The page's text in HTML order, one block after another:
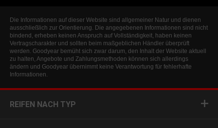
Die Informationen auf dieser Website sind allgemeiner Natur und dienen
ausschließlich zur Orientierung. Die angegebenen Informationen sind nicht
bindend, erheben keinen Anspruch auf Vollständigkeit, haben keinen
Vertragscharakter und sollten beim maßgeblichen Händler überprüft
werden. Goodyear bemüht sich zwar darum, den Inhalt der Website aktuell
zu halten, Angebote und Zahlungsmethoden können sich allerdings
ändern und Goodyear übernimmt keine Verantwortung für fehlerhafte
Informationen.
REIFEN NACH TYP